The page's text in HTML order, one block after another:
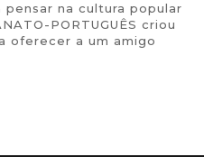
na cultura popular
PORTUGUÊS criou
oferecer a um amigo